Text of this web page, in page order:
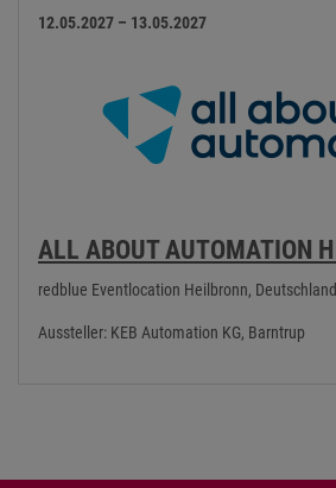
12.05.2027 – 13.05.2027
ALL ABOUT AUTOMATION
redblue Eventlocation Heilbronn, Deutschland
Aussteller: KEB Automation KG, Barntrup